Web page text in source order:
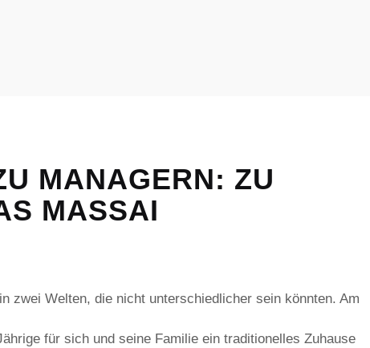
MANAGERN: ZU
MASSAI
zwei Welten, die nicht unterschiedlicher sein könnten. Am
für sich und seine Familie ein traditionelles Zuhause